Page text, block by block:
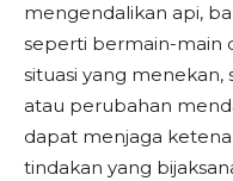
mengendalikan api,
seperti bermain-main
situasi yang
atau perubahan
dapat menjaga
tindakan yang